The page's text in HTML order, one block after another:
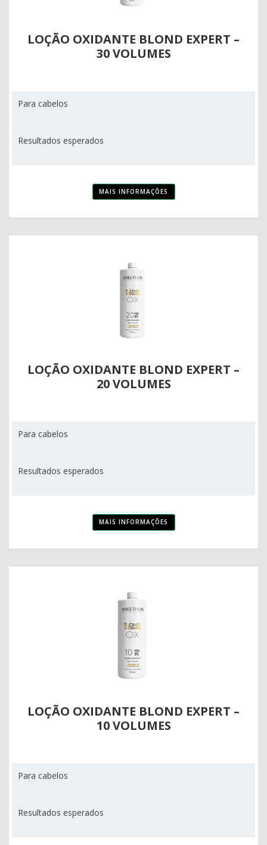
LOÇÃO OXIDANTE BLOND EXPERT –
30 VOLUMES
Para cabelos
Resultados esperados
MAIS INFORMAÇÕES
LOÇÃO OXIDANTE BLOND EXPERT –
20 VOLUMES
Para cabelos
Resultados esperados
MAIS INFORMAÇÕES
LOÇÃO OXIDANTE BLOND EXPERT –
10 VOLUMES
Para cabelos
Resultados esperados